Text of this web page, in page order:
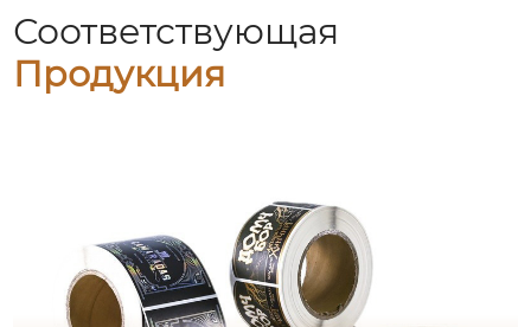
Соответствующая
Продукция